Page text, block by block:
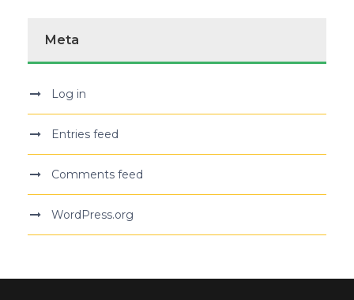
Meta
Log in
Entries feed
Comments feed
WordPress.org